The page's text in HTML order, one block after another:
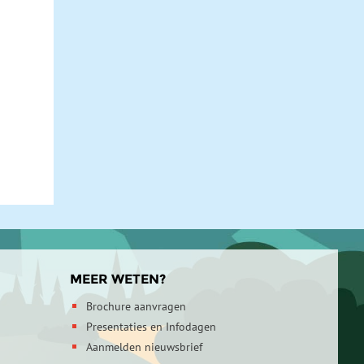
MEER WETEN?
Brochure aanvragen
Presentaties en Infodagen
Aanmelden nieuwsbrief